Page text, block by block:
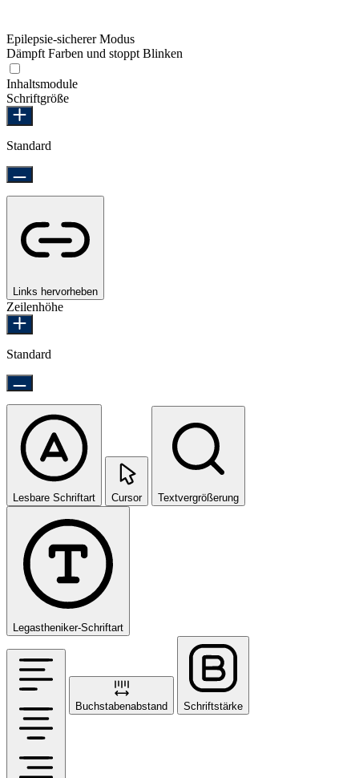
Epilepsie-sicherer Modus
Dämpft Farben und stoppt Blinken
Inhaltsmodule
Schriftgröße
Standard
Links hervorheben
Zeilenhöhe
Standard
Lesbare Schriftart Cursor Textvergrößerung
Legastheniker-Schriftart
Buchstabenabstand Schriftstärke